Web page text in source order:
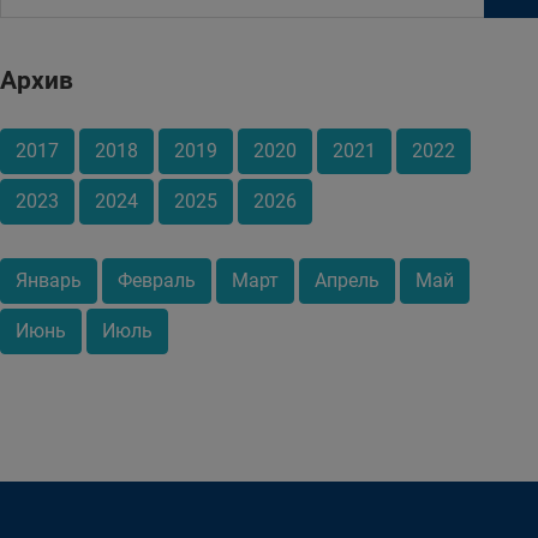
Архив
2017 2018 2019 2020 2021 2022
2023 2024 2025 2026
Январь Февраль Март Апрель Май
Июнь Июль